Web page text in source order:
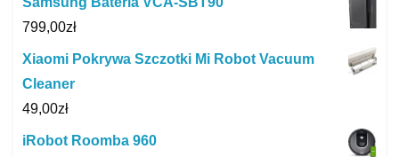
799,00zł
Xiaomi Pokrywa Szczotki Mi Robot Vacuum
Cleaner
49,00zł
iRobot Roomba 960